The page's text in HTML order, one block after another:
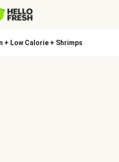
+ Low Calorie + Shrimps